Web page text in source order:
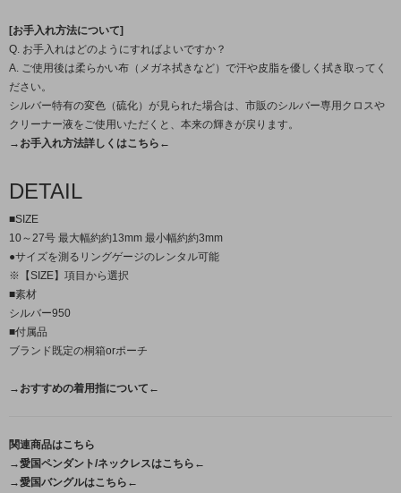
[お手入れ方法について]
Q. お手入れはどのようにすればよいですか？
A. ご使用後は柔らかい布（メガネ拭きなど）で汗や皮脂を優しく拭き取ってく
ださい。
シルバー特有の変色（硫化）が見られた場合は、市販のシルバー専用クロスや
クリーナー液をご使用いただくと、本来の輝きが戻ります。
→お手入れ方法詳しくはこちら←
DETAIL
■SIZE
10～27号 最大幅約約13mm 最小幅約約3mm
●サイズを測るリングゲージのレンタル可能
※【SIZE】項目から選択
■素材
シルバー950
■付属品
ブランド既定の桐箱orポーチ
→おすすめの着用指について←
関連商品はこちら
→愛国ペンダント/ネックレスはこちら←
→愛国バングルはこちら←